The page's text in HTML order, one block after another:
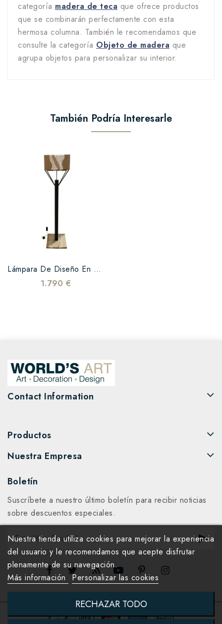
categoría madera de teca que ofrece productos
que se combinarán perfectamente con esta
hermosa columna. También le recomendamos que
consulte la categoría Objeto de madera que
agrupa objetos para personalizar su interior.
También Podría Interesarle
Lámpara De Diseño En Madera...
1.790 €
Contact Information
Productos
Nuestra Empresa
Boletín
Suscríbete a nuestro último boletín para recibir noticias
sobre descuentos especiales.
Nuestra tienda utiliza cookies para mejorar la experiencia
del usuario y le recomendamos que acepte disfrutar
plenamente de su navegación.
Más información
Personalizar las cookies
RECHAZAR TODO